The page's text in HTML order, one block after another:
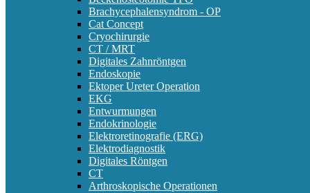
Brachycephalensyndrom - OP
Cat Concept
Cryochirurgie
CT / MRT
Digitales Zahnröntgen
Endoskopie
Ektoper Ureter Operation
EKG
Entwurmungen
Endokrinologie
Elektroretinografie (ERG)
Elektrodiagnostik
Digitales Röntgen
CT
Arthroskopische Operationen